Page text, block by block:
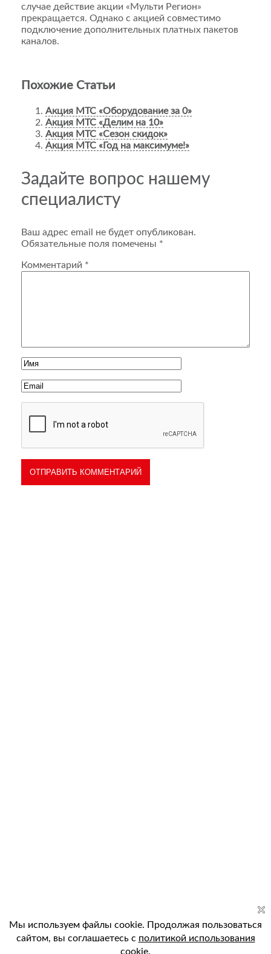
случае действие акции «Мульти Регион»
прекращается. Однако с акцией совместимо
подключение дополнительных платных пакетов
каналов.
Похожие Статьи
Акция МТС «Оборудование за 0»
Акция МТС «Делим на 10»
Акция МТС «Сезон скидок»
Акция МТС «Год на максимуме!»
Задайте вопрос нашему
специалисту
Ваш адрес email не будет опубликован.
Обязательные поля помечены *
Комментарий *